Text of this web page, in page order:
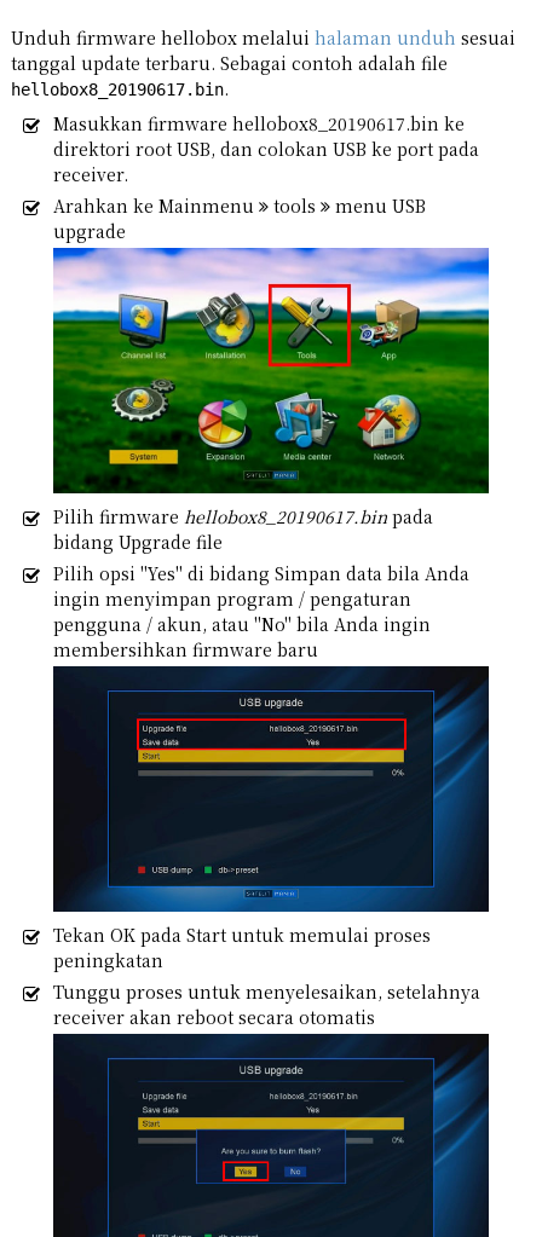
Unduh firmware hellobox melalui halaman unduh sesuai
tanggal update terbaru. Sebagai contoh adalah file
hellobox8_20190617.bin.
Masukkan firmware hellobox8_20190617.bin ke
direktori root USB, dan colokan USB ke port pada
receiver.
Arahkan ke Mainmenu
tools
menu USB
upgrade
Pilih firmware hellobox8_20190617.binpada
bidang Upgrade file
Pilih opsi "Yes" di bidang Simpan data bila Anda
ingin menyimpan program / pengaturan
pengguna / akun, atau "No" bila Anda ingin
membersihkan firmware baru
Tekan OK pada Start untuk memulai proses
peningkatan
Tunggu proses untuk menyelesaikan, setelahnya
receiver akan reboot secara otomatis